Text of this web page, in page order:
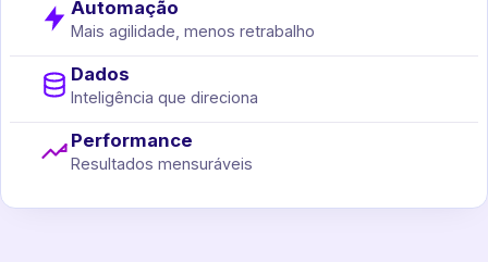
Automação
Mais agilidade, menos retrabalho
Dados
Inteligência que direciona
Performance
Resultados mensuráveis